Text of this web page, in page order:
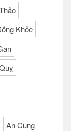
Khỏe
An Cung